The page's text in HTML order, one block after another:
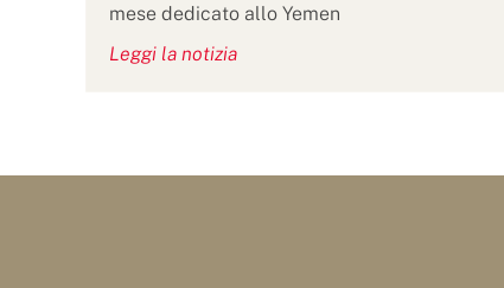
mese dedicato allo Yemen
Leggi la notizia